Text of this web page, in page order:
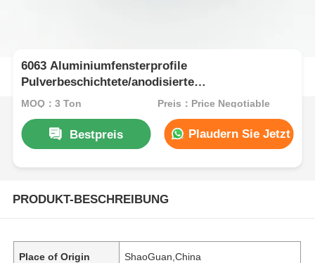
6063 Aluminiumfensterprofile
Pulverbeschichtete/anodisierte
Aluminiumprofile Hersteller
MOQ：3 Ton Preis：Price Negotiable
Bestpreis Plaudern Sie Jetzt
PRODUKT-BESCHREIBUNG
Place of Origin ShaoGuan,China